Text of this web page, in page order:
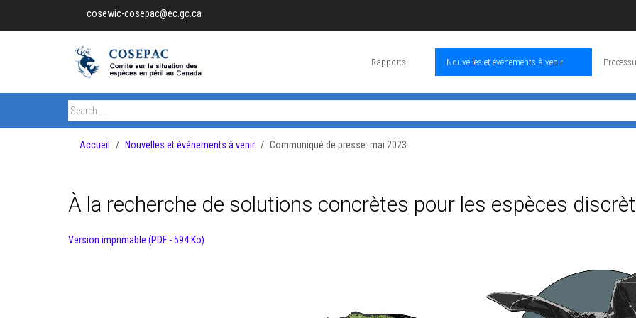
cosewic-cosepac@ec.gc.ca
Rapports Nouvelles et événements à venir
Accueil Nouvelles et événements à venir Communiqué de presse: mai 2023
À la recherche de solutions concrètes pour les espèces
Version imprimable (PDF - 594 Ko)